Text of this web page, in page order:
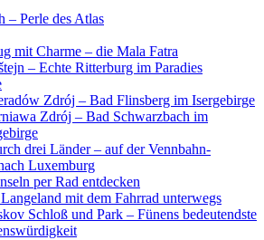
– Perle des Atlas
mit Charme – die Mala Fatra
– Echte Ritterburg im Paradies
Zdrój – Bad Flinsberg im Isergebirge
Zdrój – Bad Schwarzbach im
drei Länder – auf der Vennbahn-
Luxemburg
per Rad entdecken
mit dem Fahrrad unterwegs
Schloß und Park – Fünens bedeutendste